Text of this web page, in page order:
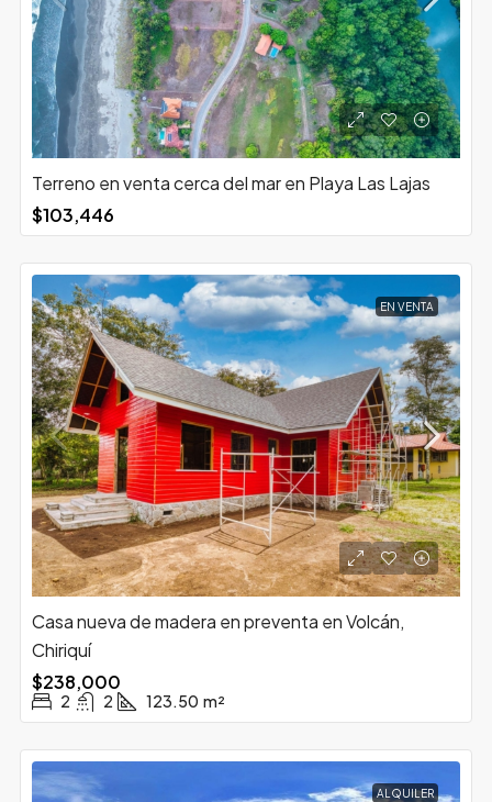
Terreno en venta cerca del mar en Playa Las Lajas
$103,446
EN VENTA
Casa nueva de madera en preventa en Volcán,
Chiriquí
$238,000
2 2 123.50 m²
ALQUILER